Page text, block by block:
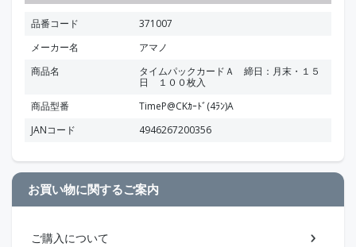
品番コード
371007
メーカー名
アマノ
商品名
タイムパックカードＡ 締日：月末・１５
日 １００枚入
商品型番
TimeP@CKｶｰﾄﾞ(4ﾗﾝ)A
JANコード
4946267200356
お買い物に関するご案内
ご購入について